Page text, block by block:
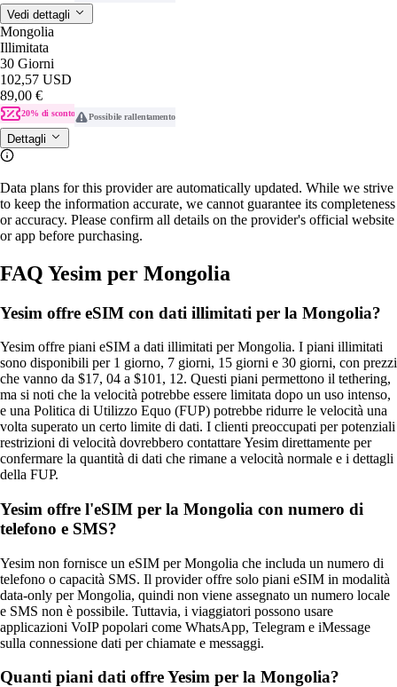
Vedi dettagli
Mongolia
Illimitata
30 Giorni
102,57 USD
89,00 €
20% di sconto Possibile rallentamento
Dettagli
Data plans for this provider are automatically updated. While we strive
to keep the information accurate, we cannot guarantee its completeness
or accuracy. Please confirm all details on the provider's official website
or app before purchasing.
FAQ Yesim per Mongolia
Yesim offre eSIM con dati illimitati per la Mongolia?
Yesim offre piani eSIM a dati illimitati per Mongolia. I piani illimitati
sono disponibili per 1 giorno, 7 giorni, 15 giorni e 30 giorni, con prezzi
che vanno da $17, 04 a $101, 12. Questi piani permettono il tethering,
ma si noti che la velocità potrebbe essere limitata dopo un uso intenso,
e una Politica di Utilizzo Equo (FUP) potrebbe ridurre le velocità una
volta superato un certo limite di dati. I clienti preoccupati per potenziali
restrizioni di velocità dovrebbero contattare Yesim direttamente per
confermare la quantità di dati che rimane a velocità normale e i dettagli
della FUP.
Yesim offre l'eSIM per la Mongolia con numero di
telefono e SMS?
Yesim non fornisce un eSIM per Mongolia che includa un numero di
telefono o capacità SMS. Il provider offre solo piani eSIM in modalità
data‑only per Mongolia, quindi non viene assegnato un numero locale
e SMS non è possibile. Tuttavia, i viaggiatori possono usare
applicazioni VoIP popolari come WhatsApp, Telegram e iMessage
sulla connessione dati per chiamate e messaggi.
Quanti piani dati offre Yesim per la Mongolia?